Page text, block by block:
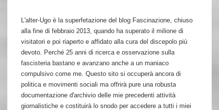
L'alter-Ugo è la superfetazione del blog Fascinazione, chiuso
alla fine di febbraio 2013, quando ha superato il milione di
visitatori e poi riaperto e affidato alla cura del discepolo più
devoto. Perché 25 anni di ricerca e osservazione sulla
fascisteria bastano e avanzano anche a un maniaco
compulsivo come me. Questo sito si occuperà ancora di
politica e movimenti sociali ma offrirà pure una robusta
documentazione d'archivio delle mie precedenti attività
giornalistiche e costituirà lo snodo per accedere a tutti i miei